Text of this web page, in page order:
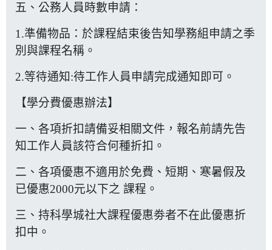
五、公務人員時數申請：
1.準備物品：於課程結束後告知學務組申請之季
別與課程名稱。
2.等待通知:待工作人員申請完成通知即可。
【學分費優惠辦法】
一、各項折扣請備妥相關文件，報名前請先告
知工作人員該符合何種折扣。
二、各項優惠不適用於免費、短期、寒暑假及
已優惠2000元以下之 課程。
三、持科學城社大課程優惠劵者不在此優惠折
扣中。